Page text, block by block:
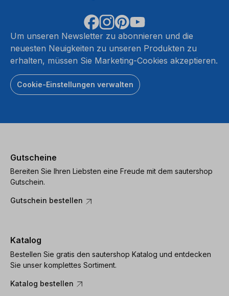
Um unseren Newsletter zu abonnieren und die
neuesten Neuigkeiten zu unseren Produkten zu
erhalten, müssen Sie Marketing-Cookies akzeptieren.
Cookie-Einstellungen verwalten
Gutscheine
Bereiten Sie Ihren Liebsten eine Freude mit dem sautershop
Gutschein.
Gutschein bestellen
Katalog
Bestellen Sie gratis den sautershop Katalog und entdecken
Sie unser komplettes Sortiment.
Katalog bestellen